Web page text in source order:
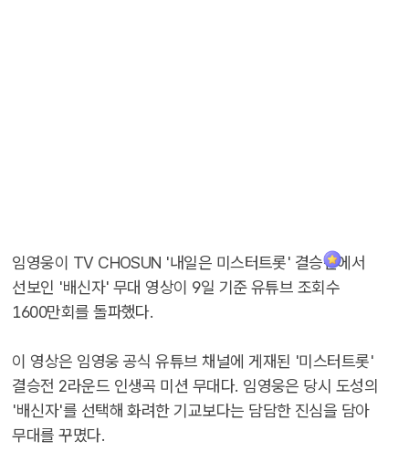
임영웅이 TV CHOSUN '내일은 미스터트롯' 결승전에서
선보인 '배신자' 무대 영상이 9일 기준 유튜브 조회수
1600만회를 돌파했다.
이 영상은 임영웅 공식 유튜브 채널에 게재된 '미스터트롯'
결승전 2라운드 인생곡 미션 무대다. 임영웅은 당시 도성의
'배신자'를 선택해 화려한 기교보다는 담담한 진심을 담아
무대를 꾸몄다.